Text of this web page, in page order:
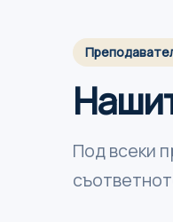
Под всеки